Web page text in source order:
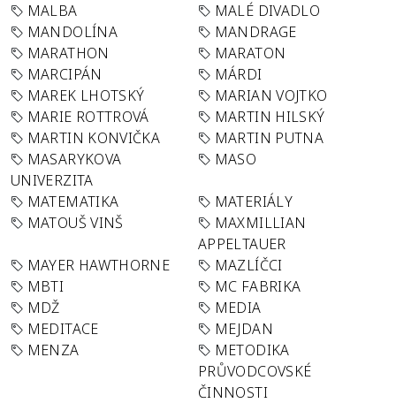
MALBA
MALÉ DIVADLO
MANDOLÍNA
MANDRAGE
MARATHON
MARATON
MARCIPÁN
MÁRDI
MAREK LHOTSKÝ
MARIAN VOJTKO
MARIE ROTTROVÁ
MARTIN HILSKÝ
MARTIN KONVIČKA
MARTIN PUTNA
MASARYKOVA
UNIVERZITA
MASO
MATEMATIKA
MATERIÁLY
MATOUŠ VINŠ
MAXMILLIAN
APPELTAUER
MAYER HAWTHORNE
MAZLÍČCI
MBTI
MC FABRIKA
MDŽ
MEDIA
MEDITACE
MEJDAN
MENZA
METODIKA
PRŮVODCOVSKÉ
ČINNOSTI